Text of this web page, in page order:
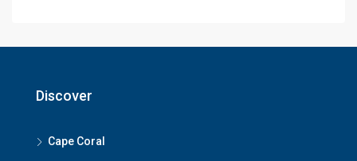
Discover
Cape Coral